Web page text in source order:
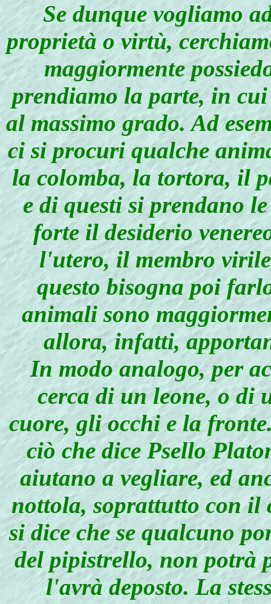
Se dunque vogliamo
proprietà o virtù,
maggiormente
prendiamo la parte, in
al massimo grado. Ad
ci si procuri qualche
la colomba, la tortora, il
e di questi si prendano
forte il desiderio
l'utero, il membro
questo bisogna poi
animali sono
allora, infatti,
In modo analogo, per
cerca di un leone, o di
cuore, gli occhi e la
ciò che dice Psello
aiutano a vegliare, ed
nottola, soprattutto con il
si dice che se qualcuno
del pipistrello, non potrà
l'avrà deposto. La